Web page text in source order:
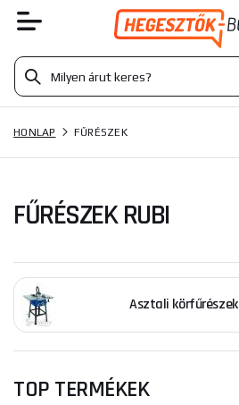
HONLAP FŰRÉSZEK
FŰRÉSZEK RUBI
Asztali körfűrészek
TOP TERMÉKEK